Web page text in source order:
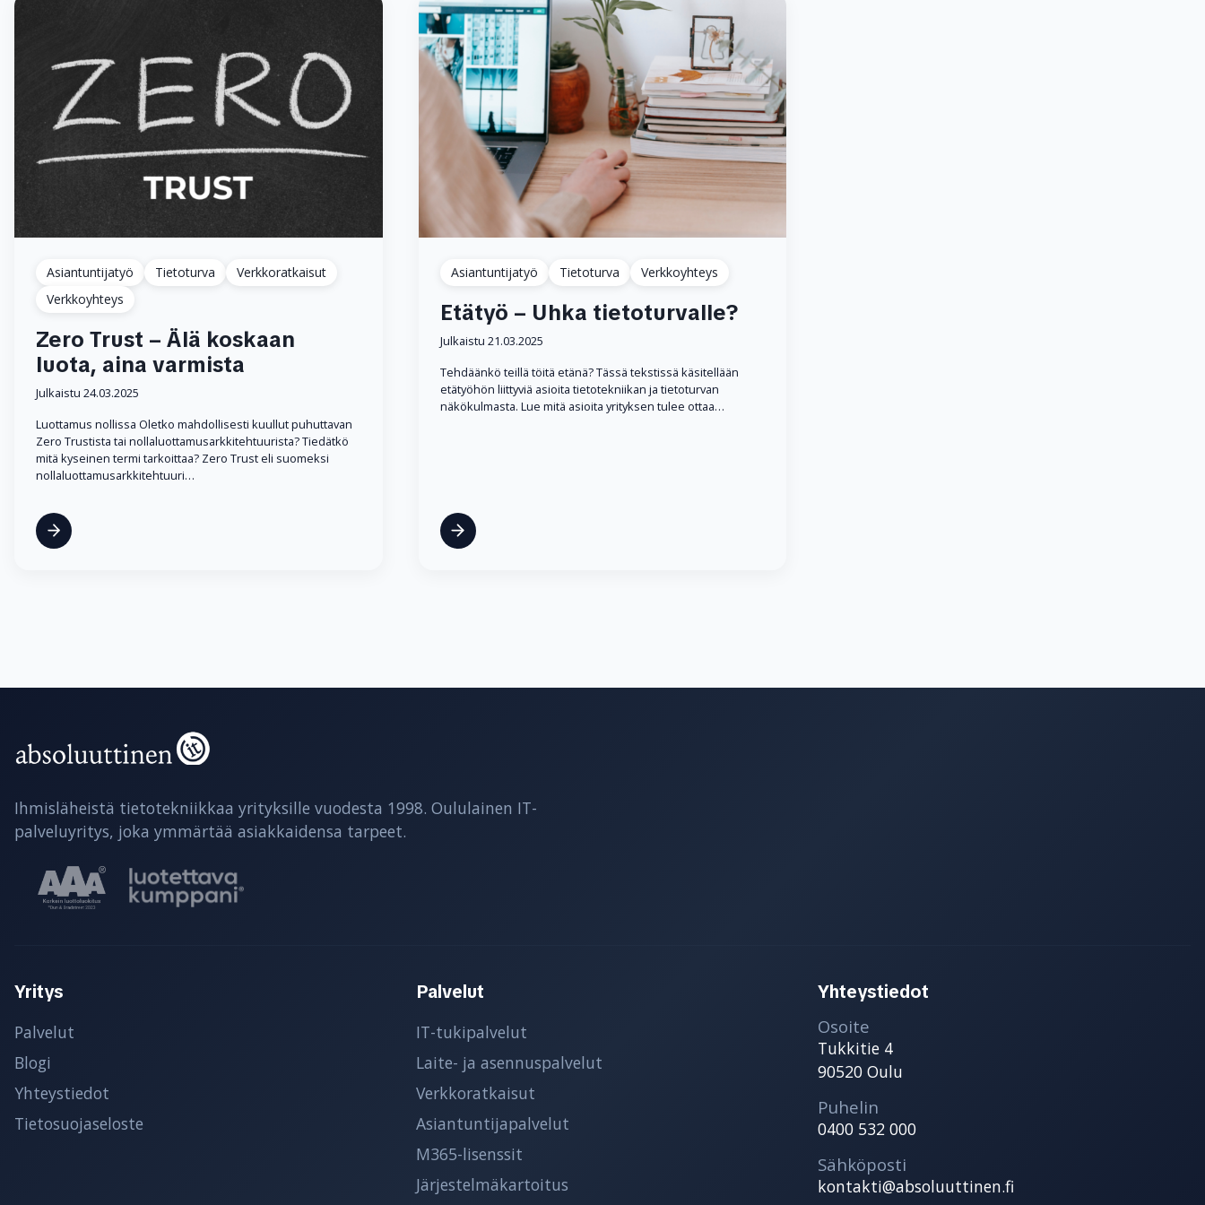
Asiantuntijatyö Tietoturva
Verkkoratkaisut
Verkkoyhteys
Zero Trust – Älä koskaan
luota, aina varmista
Julkaistu 24.03.2025
Luottamus nollissa Oletko mahdollisesti kuullut puhuttavan
Zero Trustista tai nollaluottamusarkkitehtuurista? Tiedätkö
mitä kyseinen termi tarkoittaa? Zero Trust eli suomeksi
nollaluottamusarkkitehtuuri…
Asiantuntijatyö Tietoturva Verkkoyhteys
Etätyö – Uhka tietoturvalle?
Julkaistu 21.03.2025
Tehdäänkö teillä töitä etänä? Tässä tekstissä käsitellään
etätyöhön liittyviä asioita tietotekniikan ja tietoturvan
näkökulmasta. Lue mitä asioita yrityksen tulee ottaa…
Ihmisläheistä tietotekniikkaa yrityksille vuodesta 1998. Oululainen IT-
palveluyritys, joka ymmärtää asiakkaidensa tarpeet.
Yritys
Palvelut
Blogi
Yhteystiedot
Tietosuojaseloste
Palvelut
IT-tukipalvelut
Laite- ja asennuspalvelut
Verkkoratkaisut
Asiantuntijapalvelut
M365-lisenssit
Järjestelmäkartoitus
Yhteystiedot
Osoite
Tukkitie 4
90520 Oulu
Puhelin
0400 532 000
Sähköposti
kontakti@absoluuttinen.fi